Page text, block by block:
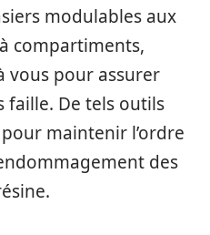
modulables aux
compartiments,
vous pour assurer
faille. De tels outils
maintenir l’ordre
des